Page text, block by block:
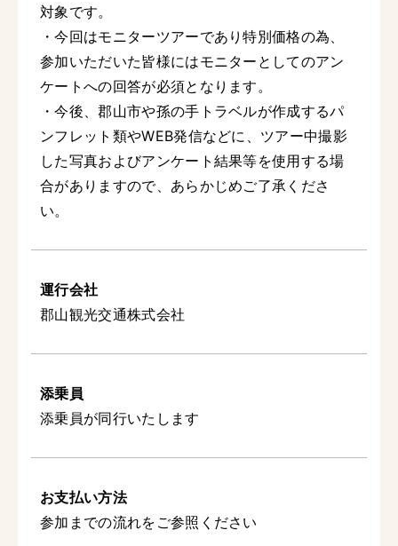
対象です。
・今回はモニターツアーであり特別価格の為、
参加いただいた皆様にはモニターとしてのアン
ケートへの回答が必須となります。
・今後、郡山市や孫の手トラベルが作成するパ
ンフレット類やWEB発信などに、ツアー中撮影
した写真およびアンケート結果等を使用する場
合がありますので、あらかじめご了承くださ
い。
運行会社
郡山観光交通株式会社
添乗員
添乗員が同行いたします
お支払い方法
参加までの流れをご参照ください